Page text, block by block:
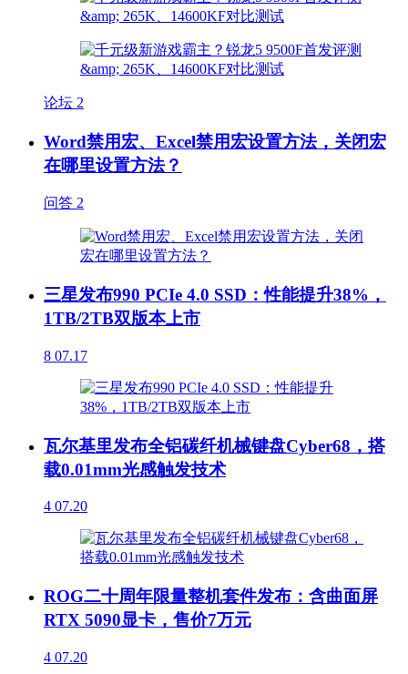
论坛 2
Word禁用宏、Excel禁用宏设置方法，关闭宏
在哪里设置方法？
问答 2
三星发布990 PCIe 4.0 SSD：性能提升38%，
1TB/2TB双版本上市
8 07.17
瓦尔基里发布全铝碳纤机械键盘Cyber68，搭
载0.01mm光感触发技术
4 07.20
ROG二十周年限量整机套件发布：含曲面屏
RTX 5090显卡，售价7万元
4 07.20